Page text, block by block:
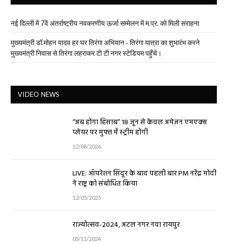
नई दिल्ली में 7वें अंतर्राष्ट्रीय नवकरणीय ऊर्जा सम्मेलन में म.प्र. को मिली सराहना
मुख्यमंत्री डॉ.मोहन यादव हर घर तिरंगा अभियान - तिरंगा यात्रा का शुभारंभ करने
मुख्यमंत्री निवास से तिरंगा लहराकर टी टी नगर स्टेडियम पहुँचे।
VIDEO NEWS
“अब होगा हिसाब” 18 जून से केवल अमेज़न एमएक्स
प्लेयर पर मुफ्त में स्ट्रीम होगी
12/06/2026
LIVE: ऑपरेशन सिंदूर के बाद पहली बार PM नरेंद्र मोदी
ने राष्ट्र को संबोधित किया
12/05/2025
राज्योत्सव-2024, अटल नगर नवा रायपुर
05/11/2024